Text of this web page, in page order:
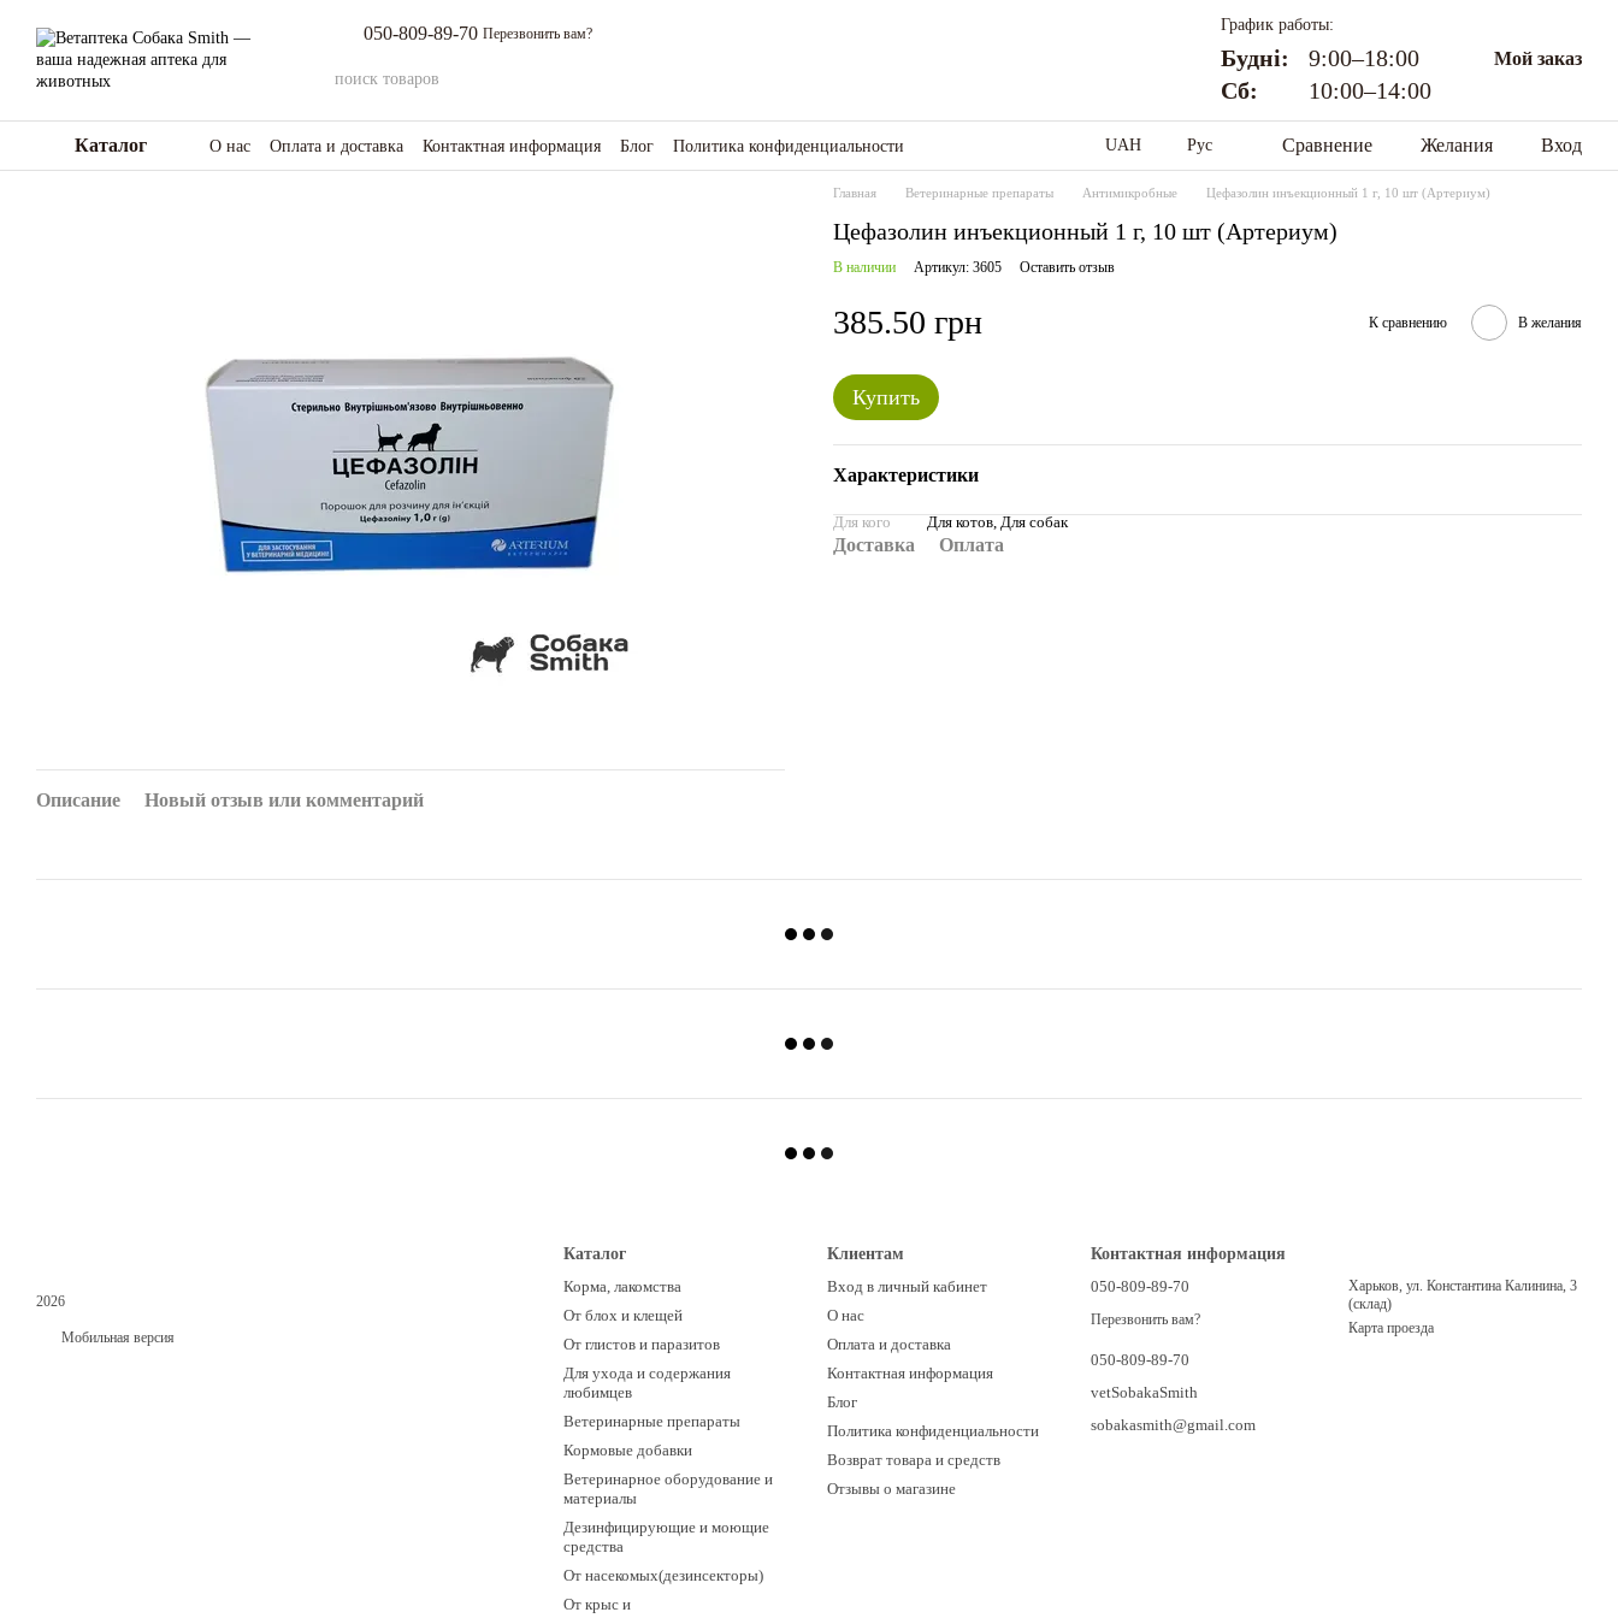
050-809-89-70 Перезвонить вам?
График работы:
Будні:
9:00–18:00
Сб:
10:00–14:00
Мой заказ
Каталог О нас Оплата и доставка Контактная информация Блог
Политика конфиденциальности
Возврат товара и средств
Отзывы о магазине
UAH Рус Сравнение Желания Вход
Описание Новый отзыв или комментарий
Главная Ветеринарные препараты Антимикробные Цефазолин инъекционный 1 г, 10 шт (Артериум)
Цефазолин инъекционный 1 г, 10 шт (Артериум)
В наличии Артикул: 3605 Оставить отзыв
385.50 грн К сравнению В желания
Купить
Характеристики
Для кого Для котов, Для собак
Доставка Оплата
2026
Мобильная версия
Каталог
Корма, лакомства
От блох и клещей
От глистов и паразитов
Для ухода и содержания
любимцев
Ветеринарные препараты
Кормовые добавки
Ветеринарное оборудование и
материалы
Дезинфицирующие и моющие
средства
От насекомых(дезинсекторы)
От крыс и
Клиентам
Вход в личный кабинет
О нас
Оплата и доставка
Контактная информация
Блог
Политика конфиденциальности
Возврат товара и средств
Отзывы о магазине
Контактная информация
050-809-89-70
Перезвонить вам?
050-809-89-70
vetSobakaSmith
sobakasmith@gmail.com
Харьков, ул. Константина Калинина, 3
(склад)
Карта проезда